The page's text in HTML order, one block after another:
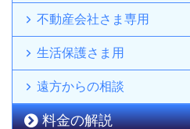
不動産会社さま専用
生活保護さま用
遠方からの相談
料金の解説